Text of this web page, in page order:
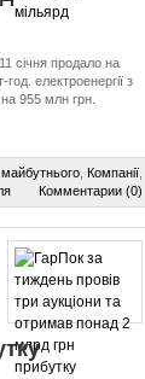
січня продало на
електроенергії з
955 млн грн.
майбутнього Компанії
Комментарии (0)